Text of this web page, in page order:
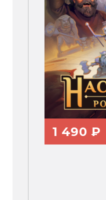
1 490 ₽